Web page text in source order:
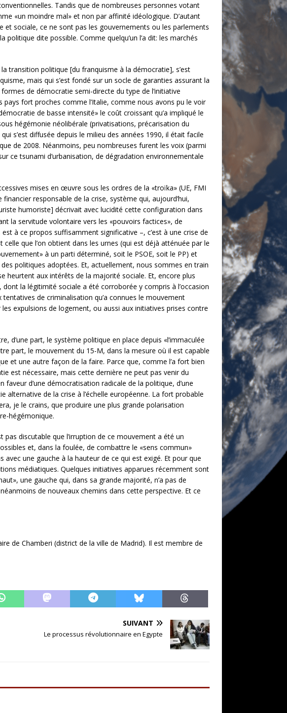
Tandis que de nombreuses personnes votant
«un moindre mal» et non par affinité idéologique. D’autant
et sociale, ce ne sont pas les gouvernements ou les parlements
dite possible. Comme quelqu’un l’a dit: les marchés
transition politique [du franquisme à la démocratie], s’est
mais qui s’est fondé sur un socle de garanties assurant la
de démocratie semi-directe du type de l’initiative
fort proches comme l’Italie, comme nous avons pu le voir
de basse intensité» le coût croissant qu’a impliqué le
hégémonie néolibérale (privatisations, précarisation du
s’est diffusée depuis le milieu des années 1990, il était facile
de 2008. Néanmoins, peu nombreuses furent les voix (parmi
ce tsunami d’urbanisation, de dégradation environnementale
mises en œuvre sous les ordres de la «troïka» (UE, FMI
responsable de la crise, système qui, aujourd’hui,
humoriste] décrivait avec lucidité cette configuration dans
la servitude volontaire vers les «pouvoirs factices», de
à ce propos suffisamment significative –, c’est à une crise de
que l’on obtient dans les urnes (qui est déjà atténuée par le
à un parti déterminé, soit le PSOE, soit le PP) et
politiques adoptées. Et, actuellement, nous sommes en train
aux intérêts de la majorité sociale. Et, encore plus
la légitimité sociale a été corroborée y compris à l’occasion
de criminalisation qu’a connues le mouvement
expulsions de logement, ou aussi aux initiatives prises contre
part, le système politique en place depuis «l’immaculée
part, le mouvement du 15-M, dans la mesure où il est capable
et une autre façon de la faire. Parce que, comme l’a fort bien
est nécessaire, mais cette dernière ne peut pas venir du
d’une démocratisation radicale de la politique, d’une
alternative de la crise à l’échelle européenne. La fort probable
je le crains, que produire une plus grande polarisation
hégémonique.
discutable que l’irruption de ce mouvement a été un
et, dans la foulée, de combattre le «sens commun»
une gauche à la hauteur de ce qui est exigé. Et pour que
médiatiques. Quelques initiatives apparues récemment sont
une gauche qui, dans sa grande majorité, n’a pas de
de nouveaux chemins dans cette perspective. Et ce
de Chamberi (district de la ville de Madrid). Il est membre de
SUIVANT
Le processus révolutionnaire en Egypte